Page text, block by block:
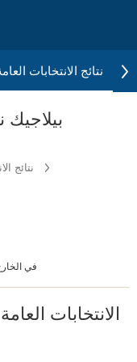
2023 نتائج الانتخابات
2023
في
الانتخابات